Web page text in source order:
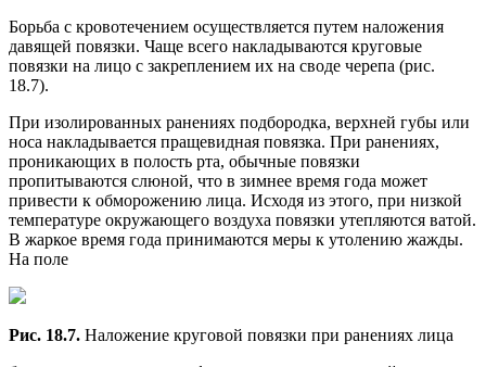
Борьба с кровотечением осуществляется путем наложения
давящей повязки. Чаще всего накладываются круговые
повязки на лицо с закреплением их на своде черепа (рис.
18.7).
При изолированных ранениях подбородка, верхней губы или
носа накладывается пращевидная повязка. При ранениях,
проникающих в полость рта, обычные повязки
пропитываются слюной, что в зимнее время года может
привести к обморожению лица. Исходя из этого, при низкой
температуре окружающего воздуха повязки утепляются ватой.
В жаркое время года принимаются меры к утолению жажды.
На поле
Рис. 18.7. Наложение круговой повязки при ранениях лица